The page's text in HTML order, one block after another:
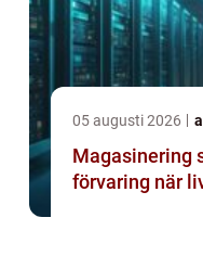
05 augusti 2026
Magasinering
förvaring när